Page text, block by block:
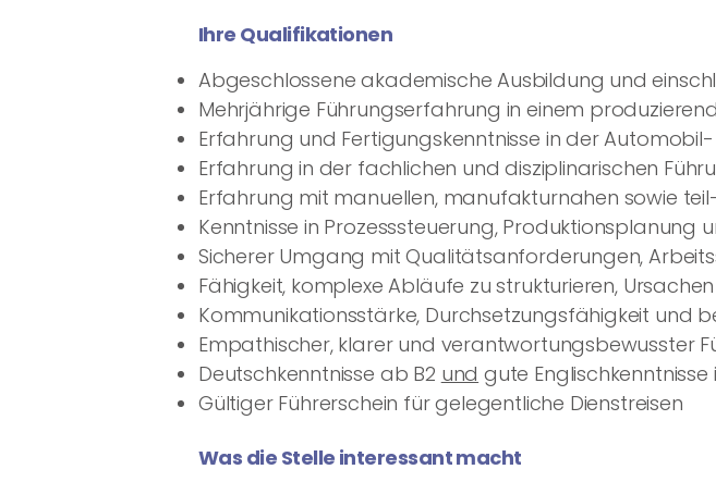
Ihre Qualifikationen
Abgeschlossene akademische Ausbildung und
Mehrjährige Führungserfahrung in einem
Erfahrung und Fertigungskenntnisse in der
Erfahrung in der fachlichen und disziplinarischen
Erfahrung mit manuellen, manufakturnahen sowie
Kenntnisse in Prozesssteuerung,
Sicherer Umgang mit Qualitätsanforderungen,
Fähigkeit, komplexe Abläufe zu strukturieren,
Kommunikationsstärke, Durchsetzungsfähigkeit und
Empathischer, klarer und verantwortungsbewusster
Deutschkenntnisse ab B2 und gute
Gültiger Führerschein für gelegentliche Dienstreisen
Was die Stelle interessant macht